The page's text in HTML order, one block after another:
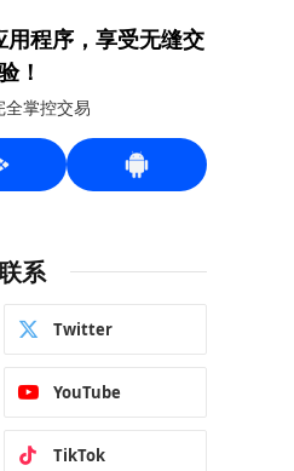
程序，享受无缝交
！
掌控交易
系
Twitter
YouTube
TikTok